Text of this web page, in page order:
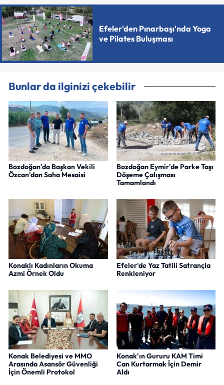
Efeler'den Pınarbaşı'nda Yoga
ve Pilates Buluşması
Bunlar da ilginizi çekebilir
Bozdoğan'da Başkan Vekili
Özcan'dan Saha Mesaisi
Bozdoğan Eymir'de Parke Taşı
Döşeme Çalışması
Tamamlandı
Konaklı Kadınların Okuma
Azmi Örnek Oldu
Efeler'de Yaz Tatili Satrançla
Renkleniyor
Konak Belediyesi ve MMO
Arasında Asansör Güvenliği
İçin Önemli Protokol
Konak'ın Gururu KAM Timi
Can Kurtarmak İçin Demir
Aldı